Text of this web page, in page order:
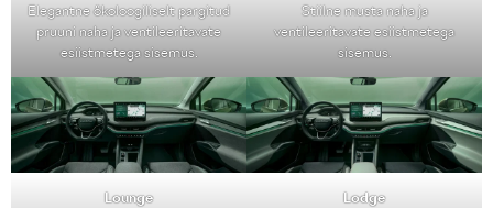
Elegantne ökoloogiliselt pargitud
pruuni naha ja ventileeritavate
esiistmetega sisemus.
Stiilne musta naha ja
ventileeritavate esiistmetega
sisemus.
Lounge
Lodge